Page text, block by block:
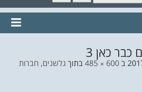
תפוצה!
נשמח
כבר כאן 3
ב600 × 485 בתוך גלשנים, חברות